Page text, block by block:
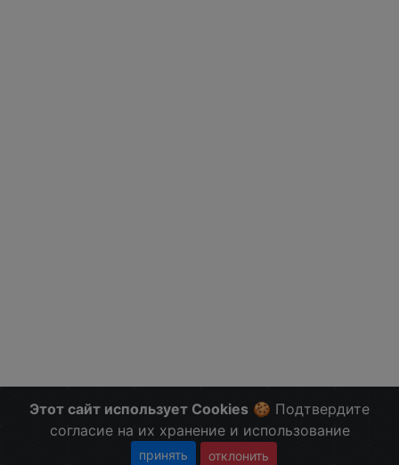
Этот сайт использует Cookies 🍪 Подтвердите
согласие на их хранение и использование
принять отклонить